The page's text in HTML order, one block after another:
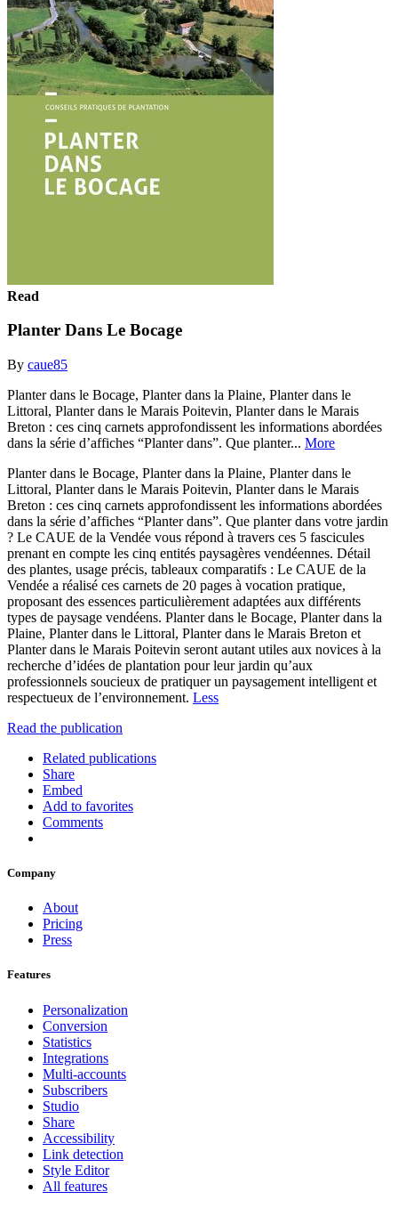
Read
Planter Dans Le Bocage
By caue85
Planter dans le Bocage, Planter dans la Plaine, Planter dans le
Littoral, Planter dans le Marais Poitevin, Planter dans le Marais
Breton : ces cinq carnets approfondissent les informations abordées
dans la série d’affiches “Planter dans”. Que planter... More
Planter dans le Bocage, Planter dans la Plaine, Planter dans le
Littoral, Planter dans le Marais Poitevin, Planter dans le Marais
Breton : ces cinq carnets approfondissent les informations abordées
dans la série d’affiches “Planter dans”. Que planter dans votre jardin
? Le CAUE de la Vendée vous répond à travers ces 5 fascicules
prenant en compte les cinq entités paysagères vendéennes. Détail
des plantes, usage précis, tableaux comparatifs : Le CAUE de la
Vendée a réalisé ces carnets de 20 pages à vocation pratique,
proposant des essences particulièrement adaptées aux différents
types de paysage vendéens. Planter dans le Bocage, Planter dans la
Plaine, Planter dans le Littoral, Planter dans le Marais Breton et
Planter dans le Marais Poitevin seront autant utiles aux novices à la
recherche d’idées de plantation pour leur jardin qu’aux
professionnels soucieux de pratiquer un paysagement intelligent et
respectueux de l’environnement. Less
Read the publication
Related publications
Share
Embed
Add to favorites
Comments
Company
About
Pricing
Press
Features
Personalization
Conversion
Statistics
Integrations
Multi-accounts
Subscribers
Studio
Share
Accessibility
Link detection
Style Editor
All features